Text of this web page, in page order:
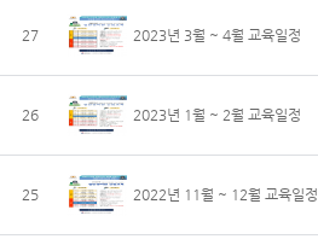
27 2023년 3월 ~ 4월 교육일정
26 2023년 1월 ~ 2월 교육일정
25 2022년 11월 ~ 12월 교육일정